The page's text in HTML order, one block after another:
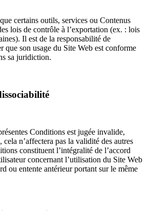
certains outils, services ou Contenus
lois de contrôle à l’exportation (ex. : lois
Il est de la responsabilité de
que son usage du Site Web est conforme
sa juridiction.
Conditions est jugée invalide,
n’affectera pas la validité des autres
constituent l’intégralité de l’accord
concernant l’utilisation du Site Web
ou entente antérieur portant sur le même